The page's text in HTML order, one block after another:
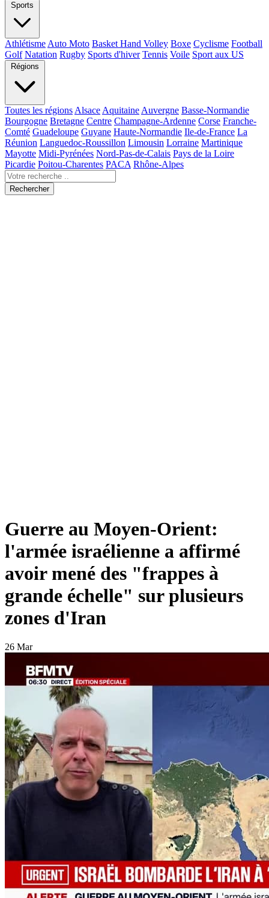
Sports
Athlétisme Auto Moto Basket Hand Volley Boxe Cyclisme Football
Golf Natation Rugby Sports d'hiver Tennis Voile Sport aux US
Régions
Toutes les régions Alsace Aquitaine Auvergne Basse-Normandie
Bourgogne Bretagne Centre Champagne-Ardenne Corse Franche-
Comté Guadeloupe Guyane Haute-Normandie Ile-de-France La
Réunion Languedoc-Roussillon Limousin Lorraine Martinique
Mayotte Midi-Pyrénées Nord-Pas-de-Calais Pays de la Loire
Picardie Poitou-Charentes PACA Rhône-Alpes
Rechercher
Guerre au Moyen-Orient:
l'armée israélienne a affirmé
avoir mené des "frappes à
grande échelle" sur plusieurs
zones d'Iran
26 Mar